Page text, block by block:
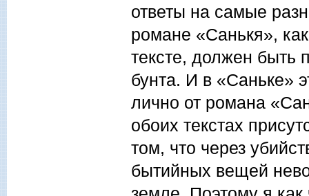
ответы на самые
романе «Санькя»,
тексте, должен быть
бунта. И в «Саньке»
лично от романа
обоих текстах
том, что через
бытийных вещей